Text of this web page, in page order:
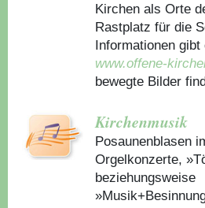
Kirchen als Orte
Rastplatz für die
Informationen gibt
www.offene-
bewegte Bilder
Kirchenmusik
Posaunenblasen
Orgelkonzerte,
beziehungsweise